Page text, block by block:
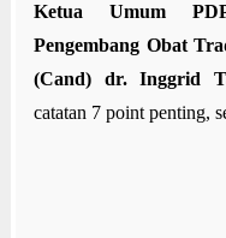
Ketua Umum
Pengembang Obat
(Cand) dr. Inggrid
catatan 7 point penting,